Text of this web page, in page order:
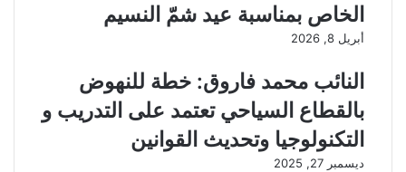
الخاص بمناسبة عيد شمّ النسيم
أبريل 8, 2026
النائب محمد فاروق: خطة للنهوض
بالقطاع السياحي تعتمد على التدريب و
التكنولوجيا وتحديث القوانين
ديسمبر 27, 2025